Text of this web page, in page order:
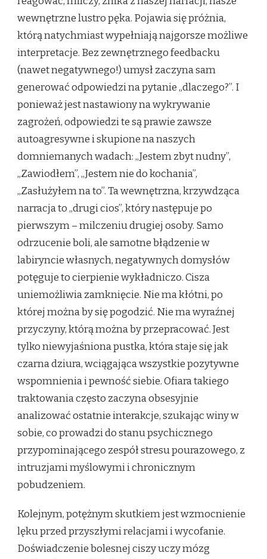
wewnętrzne lustro pęka. Pojawia się próżnia,
którą natychmiast wypełniają najgorsze możliwe
interpretacje. Bez zewnętrznego feedbacku
(nawet negatywnego!) umysł zaczyna sam
generować odpowiedzi na pytanie „dlaczego?”. I
ponieważ jest nastawiony na wykrywanie
zagrożeń, odpowiedzi te są prawie zawsze
autoagresywne i skupione na naszych
domniemanych wadach: „Jestem zbyt nudny”,
„Zawiodłem”, „Jestem nie do kochania”,
„Zasłużyłem na to”. Ta wewnętrzna, krzywdząca
narracja to „drugi cios”, który następuje po
pierwszym – milczeniu drugiej osoby. Samo
odrzucenie boli, ale samotne błądzenie w
labiryncie własnych, negatywnych domysłów
potęguje to cierpienie wykładniczo. Cisza
uniemożliwia zamknięcie. Nie ma kłótni, po
której można by się pogodzić. Nie ma wyraźnej
przyczyny, którą można by przepracować. Jest
tylko niewyjaśniona pustka, która staje się jak
czarna dziura, wciągająca wszystkie pozytywne
wspomnienia i pewność siebie. Ofiara takiego
traktowania często zaczyna obsesyjnie
analizować ostatnie interakcje, szukając winy w
sobie, co prowadzi do stanu psychicznego
przypominającego zespół stresu pourazowego, z
intruzjami myślowymi i chronicznym
pobudzeniem.
Kolejnym, potężnym skutkiem jest wzmocnienie
lęku przed przyszłymi relacjami i wycofanie.
Doświadczenie bolesnej ciszy uczy mózg